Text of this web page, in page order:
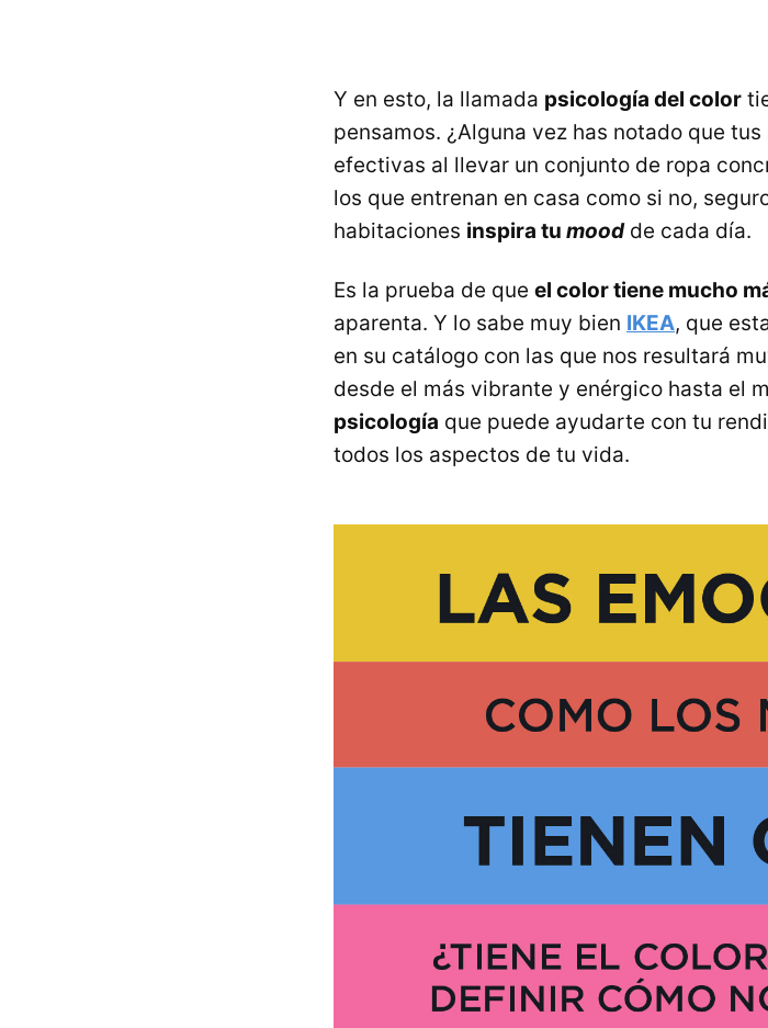
Y en esto, la llamada psicología del color
pensamos. ¿Alguna vez has notado que
efectivas al llevar un conjunto de ropa
los que entrenan en casa como si no,
habitaciones inspira tu moodde cada día.
Es la prueba de que el color tiene mucho
aparenta. Y lo sabe muy bien IKEA, que
en su catálogo con las que nos resultará
desde el más vibrante y enérgico hasta el
psicología que puede ayudarte con tu
todos los aspectos de tu vida.